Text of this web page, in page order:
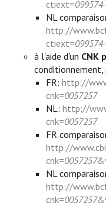
ctiext=
NL
http://
ctiext=
à l'aide d'un CNK
conditionnement,
FR: http://
cnk=0057257
NL: http://
cnk=0057257
FR
http://
cnk=0057257
NL
http://
cnk=0057257